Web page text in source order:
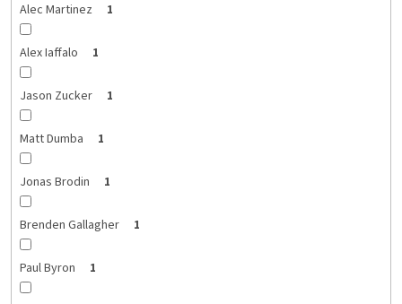
Alec Martinez 1
Alex Iaffalo 1
Jason Zucker 1
Matt Dumba 1
Jonas Brodin 1
Brenden Gallagher 1
Paul Byron 1